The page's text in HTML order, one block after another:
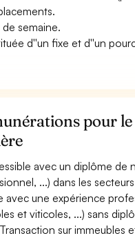
semaine.
d''un fixe et d''un
pour
avec un diplôme de
...) dans les
avec une expérience
et viticoles, ...) sans
sur